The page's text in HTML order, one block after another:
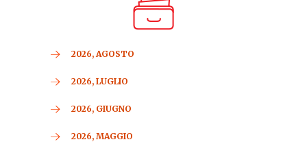
2026, AGOSTO
2026, LUGLIO
2026, GIUGNO
2026, MAGGIO